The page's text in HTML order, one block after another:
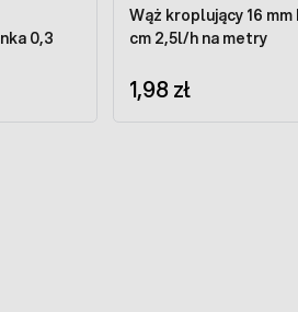
0,3
Wąż kroplujący 16
cm 2,5l/h na metry
1,98 zł